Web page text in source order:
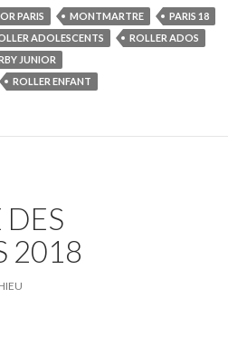
PARIS MONTMARTRE
PARIS 18
ADOLESCENTS
ROLLER ADOS
JUNIOR
ROLLER ENFANT
DES
2018